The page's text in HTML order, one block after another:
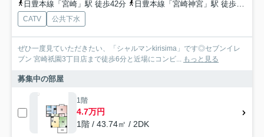
日豊本線「宮崎」駅 徒歩42分
日豊本線「宮崎神宮」駅 徒歩25分
CATV 公共下水
ぜひ一度見ていただきたい、「シャルマンkirisima」です◎セブンイレ
ブン 宮崎祇園3丁目店まで徒歩6分と近場にコンビ... もっと見る
募集中の部屋
1階
4.7万円
1階 / 43.74㎡ / 2DK